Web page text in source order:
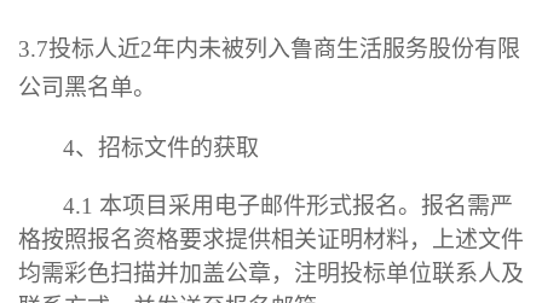
3.7投标人近2年内未被列入鲁商生活服务股份有限
公司黑名单。
4、招标文件的获取
4.1 本项目采用电子邮件形式报名。报名需严
格按照报名资格要求提供相关证明材料，上述文件
均需彩色扫描并加盖公章，注明投标单位联系人及